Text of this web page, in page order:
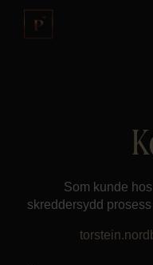
Nybygg
Næring
Som kunde
skreddersydd